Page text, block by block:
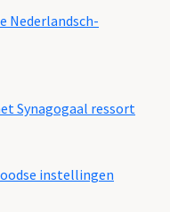
Nederlandsch-
Synagogaal ressort
instellingen